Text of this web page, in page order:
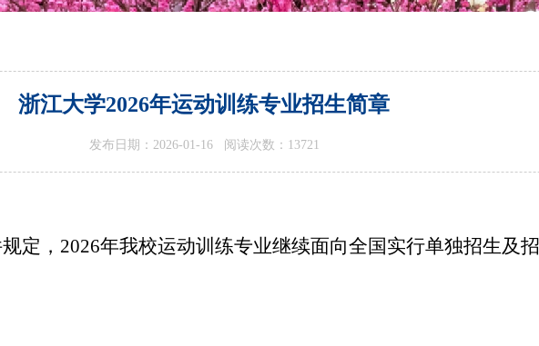
​浙江大学2026年运动训练专业招生简章
发布日期：2026-01-16 阅读次数： 13721
定， 2026年我校运动训练专业继续面向全国实行单独招生及